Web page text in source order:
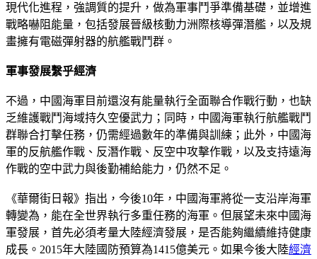
現代化進程，強調質的提升，做為軍事鬥爭準備基礎，並增進
戰略嚇阻能量，包括發展晉級核動力洲際核導彈潛艦，以及規
畫擁有電磁彈射器的航艦戰鬥群。
軍事發展繫乎經濟
不過，中國海軍目前還沒有能量執行全面聯合作戰行動，也缺
乏維護戰鬥海域持久空優武力；同時，中國海軍執行航艦戰鬥
群聯合打擊任務，仍需經過數年的準備與訓練；此外，中國海
軍的反航艦作戰、反潛作戰、反空中攻擊作戰，以及支持遠海
作戰的空中武力與後勤補給能力，仍然不足。
《華爾街日報》指出，今後10年，中國海軍將從一支沿岸海軍
轉變為，能在全世界執行多重任務的海軍。但展望未來中國海
軍發展，首先必須考量大陸經濟發展，是否能夠繼續維持健康
成長。2015年大陸國防預算為1415億美元。如果今後大陸經濟